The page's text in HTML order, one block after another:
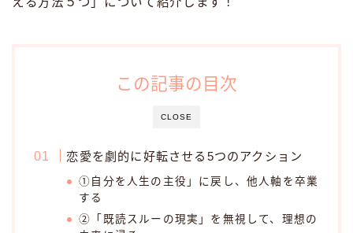
CLOSE
この記事の目次
恋愛を劇的に好転させる5つのアクション
①自分を人生の主役」に戻し、他人軸を卒業
する
②「既読スルーの現実」を無視して、理想の